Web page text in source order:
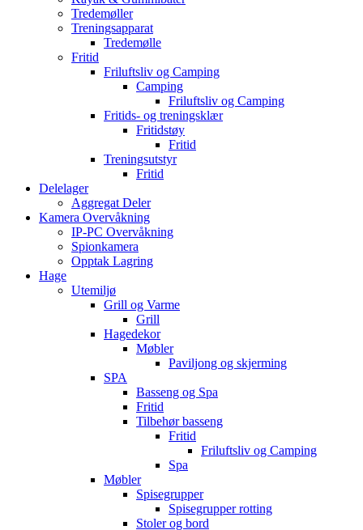
Tredemøller
Treningsapparat
Tredemølle
Fritid
Friluftsliv og Camping
Camping
Friluftsliv og Camping
Fritids- og treningsklær
Fritidstøy
Fritid
Treningsutstyr
Fritid
Delelager
Aggregat Deler
Kamera Overvåkning
IP-PC Overvåkning
Spionkamera
Opptak Lagring
Hage
Utemiljø
Grill og Varme
Grill
Hagedekor
Møbler
Paviljong og skjerming
SPA
Basseng og Spa
Fritid
Tilbehør basseng
Fritid
Friluftsliv og Camping
Spa
Møbler
Spisegrupper
Spisegrupper rotting
Stoler og bord